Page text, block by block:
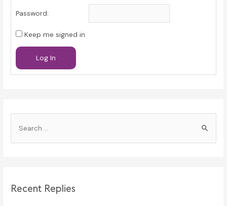
Password:
Keep me signed in
Log In
h
Recent Replies